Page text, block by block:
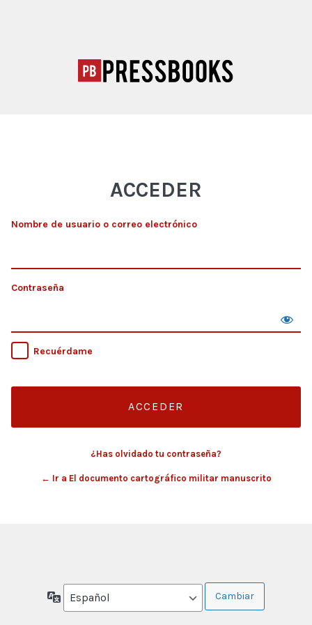
ACCEDER
Nombre de usuario o correo electrónico
Contraseña
Recuérdame
¿Has olvidado tu contraseña?
← Ir a El documento cartográfico militar manuscrito
Idioma